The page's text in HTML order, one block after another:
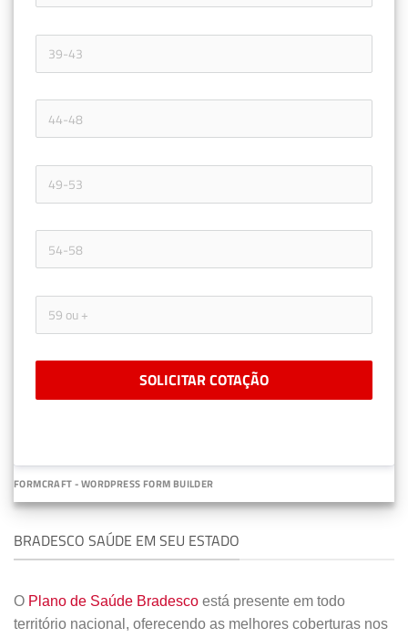
SOLICITAR COTAÇÃO
FORMCRAFT - WORDPRESS FORM BUILDER
BRADESCO SAÚDE EM SEU ESTADO
O Plano de Saúde Bradesco está presente em todo
território nacional, oferecendo as melhores coberturas nos